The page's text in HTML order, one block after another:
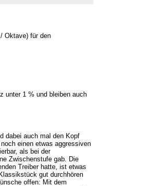
Oktave) für den
unter 1 % und bleiben auch
dabei auch mal den Kopf
einen etwas aggressiven
als bei der
Zwischenstufe gab. Die
Treiber hatte, ist etwas
gut durchhören
offen: Mit dem